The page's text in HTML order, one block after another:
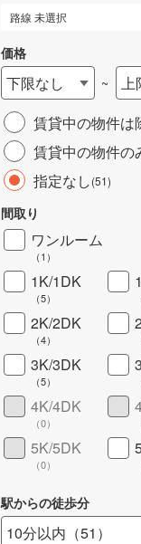
路線 未選択
価格
下限なし ~
賃貸中の物件は
賃貸中の物件の
指定なし(51)
間取り
ワンルーム
（1 ）
1K/1DK
（5）
2K/2DK
（4）
3K/3DK
（5）
4K/4DK
（0）
5K/5DK
（0）
駅からの徒歩分
10分以内 （51 ）
ワイドバルコニー